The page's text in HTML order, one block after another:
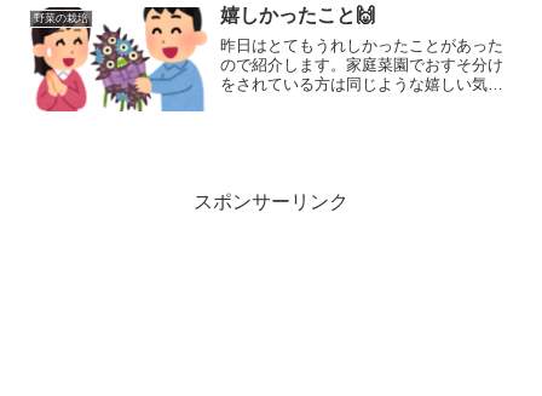
た。ご参考に見てもらおうと思います。
野菜の栽培 嬉しかったこと🙌
昨日はとてもうれしかったことがあった
ので紹介します。家庭菜園でおすそ分け
をされている方は同じような嬉しい気持
スポンサーリンク